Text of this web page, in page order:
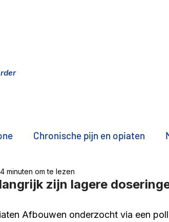
verder
Chronische pijn en opiaten
Professionals aan het woord
partners Intern afbouwen
zijn lagere
4 minuten om te lezen
Afbouwen onderzocht via een